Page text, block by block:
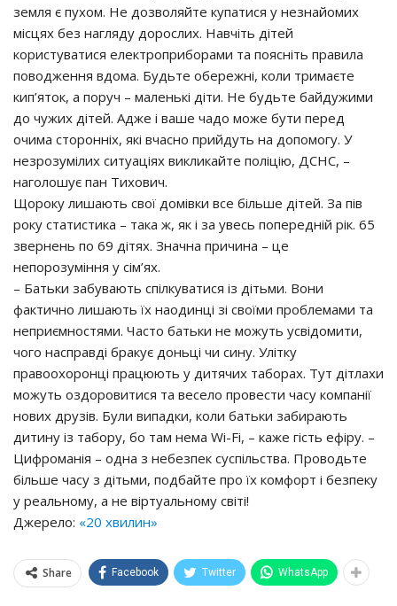
земля є пухом. Не дозволяйте купатися у незнайомих
місцях без нагляду дорослих. Навчіть дітей
користуватися електроприборами та поясніть правила
поводження вдома. Будьте обережні, коли тримаєте
кип’яток, а поруч – маленькі діти. Не будьте байдужими
до чужих дітей. Адже і ваше чадо може бути перед
очима сторонніх, які вчасно прийдуть на допомогу. У
незрозумілих ситуаціях викликайте поліцію, ДСНС, –
наголошує пан Тихович.
Щороку лишають свої домівки все більше дітей. За пів
року статистика – така ж, як і за увесь попередній рік. 65
звернень по 69 дітях. Значна причина – це
непорозуміння у сім’ях.
– Батьки забувають спілкуватися із дітьми. Вони
фактично лишають їх наодинці зі своїми проблемами та
неприємностями. Часто батьки не можуть усвідомити,
чого насправді бракує доньці чи сину. Улітку
правоохоронці працюють у дитячих таборах. Тут дітлахи
можуть оздоровитися та весело провести часу компанії
нових друзів. Були випадки, коли батьки забирають
дитину із табору, бо там нема Wi-Fi, – каже гість ефіру. –
Цифроманія – одна з небезпек суспільства. Проводьте
більше часу з дітьми, подбайте про їх комфорт і безпеку
у реальному, а не віртуальному світі!
Джерело: «20 хвилин»
Share Facebook Twitter WhatsApp